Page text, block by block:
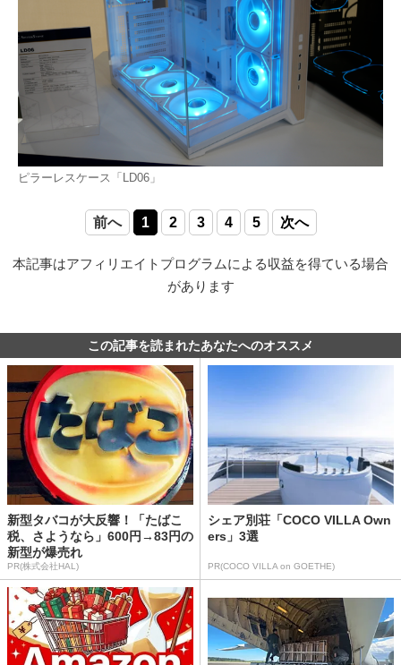
ピラーレスケース「LD06」
前へ 1 2 3 4 5 次へ
本記事はアフィリエイトプログラムによる収益を得ている場合
があります
この記事を読まれたあなたへのオススメ
新型タバコが大反響！「たばこ
税、さようなら」600円→83円の
新型が爆売れ
PR(株式会社HAL)
シェア別荘「COCO VILLA Own
ers」3選
PR(COCO VILLA on GOETHE)